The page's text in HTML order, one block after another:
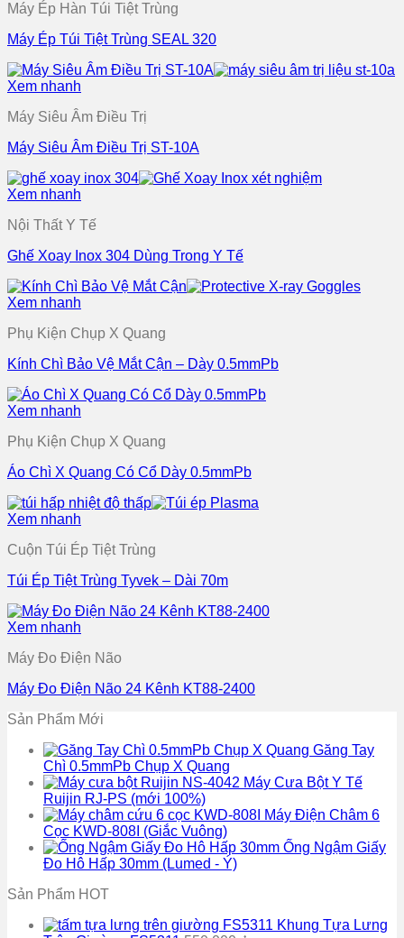
Máy Ép Hàn Túi Tiệt Trùng
Máy Ép Túi Tiệt Trùng SEAL 320
Xem nhanh
Máy Siêu Âm Điều Trị
Máy Siêu Âm Điều Trị ST-10A
Xem nhanh
Nội Thất Y Tế
Ghế Xoay Inox 304 Dùng Trong Y Tế
Xem nhanh
Phụ Kiện Chụp X Quang
Kính Chì Bảo Vệ Mắt Cận – Dày 0.5mmPb
Xem nhanh
Phụ Kiện Chụp X Quang
Áo Chì X Quang Có Cổ Dày 0.5mmPb
Xem nhanh
Cuộn Túi Ép Tiệt Trùng
Túi Ép Tiệt Trùng Tyvek – Dài 70m
Xem nhanh
Máy Đo Điện Não
Máy Đo Điện Não 24 Kênh KT88-2400
Sản Phẩm Mới
Găng Tay
Chì 0.5mmPb Chụp X Quang
Máy Cưa Bột Y Tế
Ruijin RJ-PS (mới 100%)
Máy Điện Châm 6
Cọc KWD-808I (Giắc Vuông)
Ống Ngậm Giấy
Đo Hô Hấp 30mm (Lumed - Ý)
Sản Phẩm HOT
Khung Tựa Lưng